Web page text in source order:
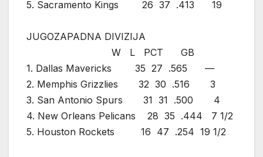
5. Sacramento Kings 26 37 .413 19
JUGOZAPADNA DIVIZIJA
W L PCT GB
1. Dallas Mavericks 35 27 .565 —
2. Memphis Grizzlies 32 30 .516 3
3. San Antonio Spurs 31 31 .500 4
4. New Orleans Pelicans 28 35 .444 7 1/2
5. Houston Rockets 16 47 .254 19 1/2